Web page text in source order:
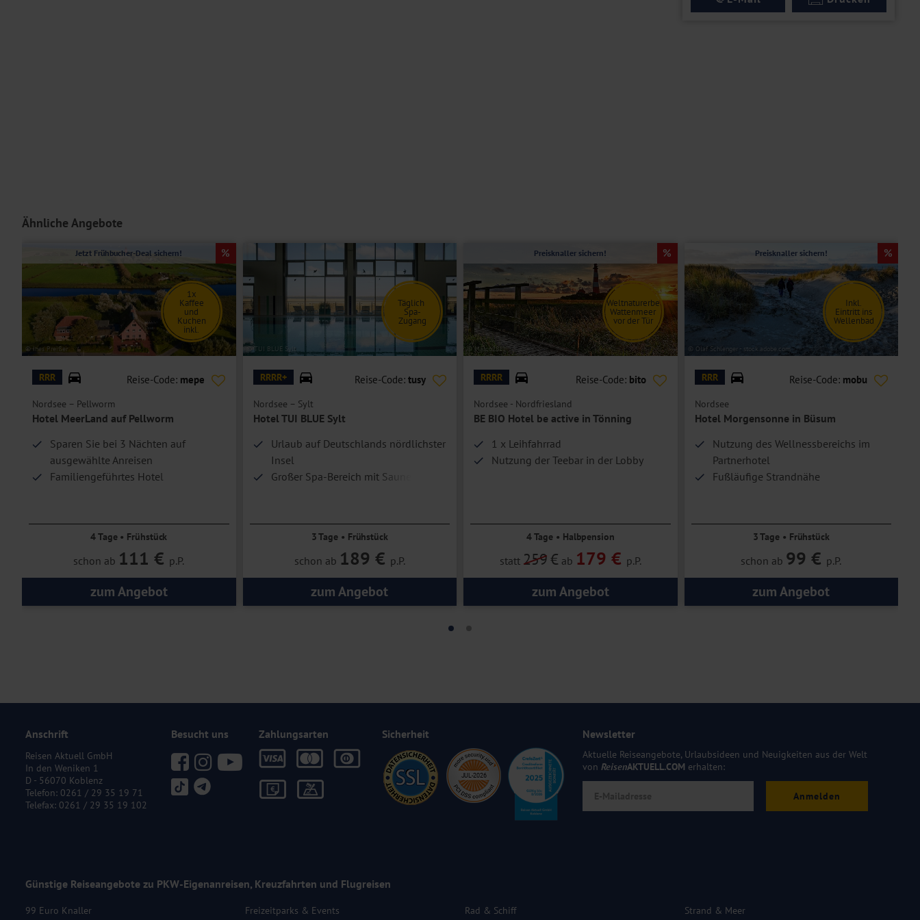
bieten bei gleicher Ausstattung wie die Doppelzimmer eine Schlafmöglichkeit für eine Person.
Hoteleinrichtungen und Zimmerausstattung teilweise gegen Gebühr.
Ähnliche Angebote
© Ines Preißer
1x
Kaffee
und
Kuchen
inkl.
Jetzt Frühbucher-Deal sichern!
RRR Reise-Code: mepe
Nordsee – Pellworm
Hotel MeerLand auf Pellworm
Sparen Sie bei 3 Nächten auf
ausgewählte Anreisen
Familiengeführtes Hotel
4 Tage • Frühstück
schon ab 111 € p.P.
zum Angebot
© TUI BLUE Sylt
Täglich
Spa-
Zugang
RRRR+ Reise-Code: tusy
Nordsee – Sylt
Hotel TUI BLUE Sylt
Urlaub auf Deutschlands nördlichster
Insel
Großer Spa-Bereich mit Saunen
3 Tage • Frühstück
schon ab 189 € p.P.
zum Angebot
© Marco2811
Weltnaturerbe
Wattenmeer
vor der Tür
Preisknaller sichern!
RRRR Reise-Code: bito
Nordsee - Nordfriesland
BE BIO Hotel be active in Tönning
1 x Leihfahrrad
Nutzung der Teebar in der Lobby
4 Tage • Halbpension
statt 259€ ab 179 € p.P.
zum Angebot
© Olaf Schlenger - stock.adobe.com
Inkl.
Eintritt ins
Wellenbad
Preisknaller sichern!
RRR Reise-Code: mobu
Nordsee
Hotel Morgensonne in Büsum
Nutzung des Wellnessbereichs im
Partnerhotel
Fußläufige Strandnähe
3 Tage • Frühstück
schon ab 99 € p.P.
zum Angebot
Anschrift
Reisen Aktuell GmbH
In den Weniken 1
D - 56070 Koblenz
Telefon: 0261 / 29 35 19 71
Telefax: 0261 / 29 35 19 102
Besucht uns Zahlungsarten Sicherheit Newsletter
Aktuelle Reiseangebote, Urlaubsideen und Neuigkeiten aus der Welt
von ReisenAKTUELL.COM erhalten:
Anmelden
Günstige Reiseangebote zu PKW-Eigenanreisen, Kreuzfahrten und Flugreisen
99 Euro Knaller
Freizeitparks & Events
Rad & Schiff
Strand & Meer